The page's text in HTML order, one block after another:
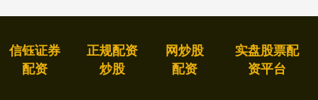
信钰证券
配资
正规配资
炒股
网炒股
配资
实盘股票配
资平台